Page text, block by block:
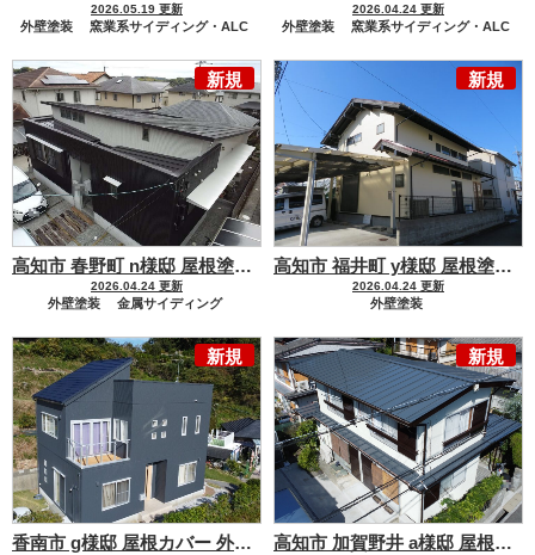
2026.05.19 更新
外壁塗装
窯業系サイディング・ALC
セメント瓦・洋風コンクリート瓦
金属屋根
2026.04.24 更新
外壁塗装
窯業系サイディング・ALC
新規
高知市 春野町 n様邸 屋根塗装 外壁塗装工事 日本ペイントの
2026.04.24 更新
外壁塗装
金属サイディング
新規
高知市 福井町 y様邸 屋根塗装 外壁塗装工事
2026.04.24 更新
外壁塗装
屋根塗装
金属屋根
新規
香南市 g様邸 屋根カバー 外壁塗装工事 スーパーガルテクト屋
新規
高知市 加賀野井 a様邸 屋根塗装 外壁塗装工事